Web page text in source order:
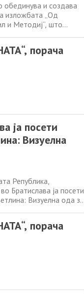
обединува и создава
изложбата „Од
и Методиј“, што
Братиславапорача
ја посети
Визуелна
Република,
Братислава ја посети
Визуелна ода за
писменост. Кураторот
порача